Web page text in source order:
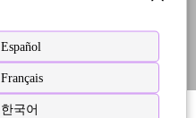
Español
Français
한국어